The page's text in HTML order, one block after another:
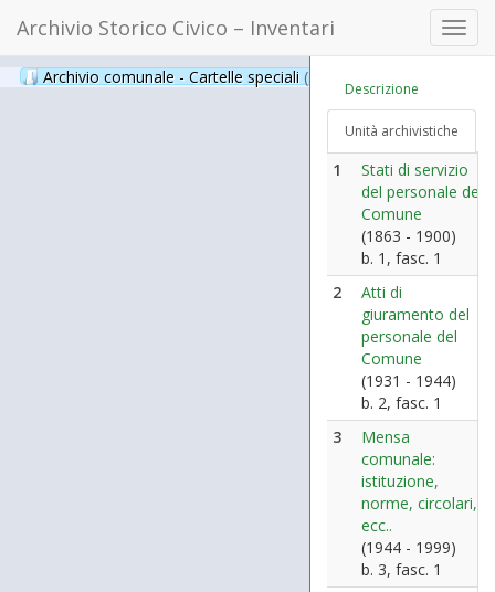
Archivio Storico Civico – Inventari
Archivio comunale - Cartelle speciali (397)
Descrizione
Unità archivistiche
1
Stati di servizio
del personale del
Comune
(1863 - 1900)
b. 1, fasc. 1
2
Atti di
giuramento del
personale del
Comune
(1931 - 1944)
b. 2, fasc. 1
3
Mensa
comunale:
istituzione,
norme, circolari,
ecc..
(1944 - 1999)
b. 3, fasc. 1